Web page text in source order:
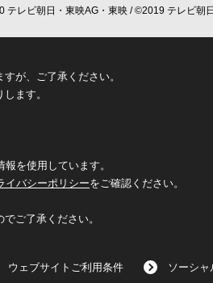
レビ朝日・東映AG・東映 / ©2019 テレビ朝
が、ご了承ください。
ます。
を使用しています。
イバシーポリシーをご確認ください。
ご了承ください。
ウェブサイトご利用条件 ソーシ